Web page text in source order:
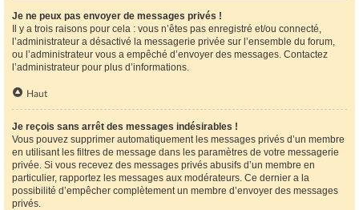
Je ne peux pas envoyer de messages privés !
Il y a trois raisons pour cela : vous n’êtes pas enregistré et/ou connecté,
l’administrateur a désactivé la messagerie privée sur l’ensemble du forum,
ou l’administrateur vous a empêché d’envoyer des messages. Contactez
l’administrateur pour plus d’informations.
Haut
Je reçois sans arrêt des messages indésirables !
Vous pouvez supprimer automatiquement les messages privés d’un membre
en utilisant les filtres de message dans les paramètres de votre messagerie
privée. Si vous recevez des messages privés abusifs d’un membre en
particulier, rapportez les messages aux modérateurs. Ce dernier a la
possibilité d’empêcher complètement un membre d’envoyer des messages
privés.